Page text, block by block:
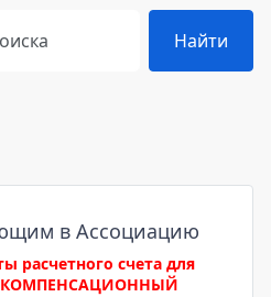
Найти
в Ассоциацию
расчетного счета для
КОМПЕНСАЦИОННЫЙ